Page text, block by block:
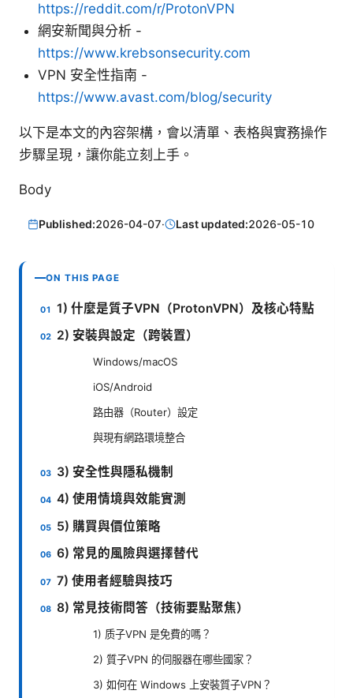
https://reddit.com/r/ProtonVPN
網安新聞與分析 -
https://www.krebsonsecurity.com
VPN 安全性指南 -
https://www.avast.com/blog/security
以下是本文的內容架構，會以清單、表格與實務操作
步驟呈現，讓你能立刻上手。
Body
Published:2026-04-07· Last updated:2026-05-10
ON THIS PAGE
1) 什麼是質子VPN（ProtonVPN）及核心特點
2) 安裝與設定（跨裝置）
Windows/macOS
iOS/Android
路由器（Router）設定
與現有網路環境整合
3) 安全性與隱私機制
4) 使用情境與效能實測
5) 購買與價位策略
6) 常見的風險與選擇替代
7) 使用者經驗與技巧
8) 常見技術問答（技術要點聚焦）
1) 质子VPN 是免費的嗎？
2) 質子VPN 的伺服器在哪些國家？
3) 如何在 Windows 上安裝質子VPN？